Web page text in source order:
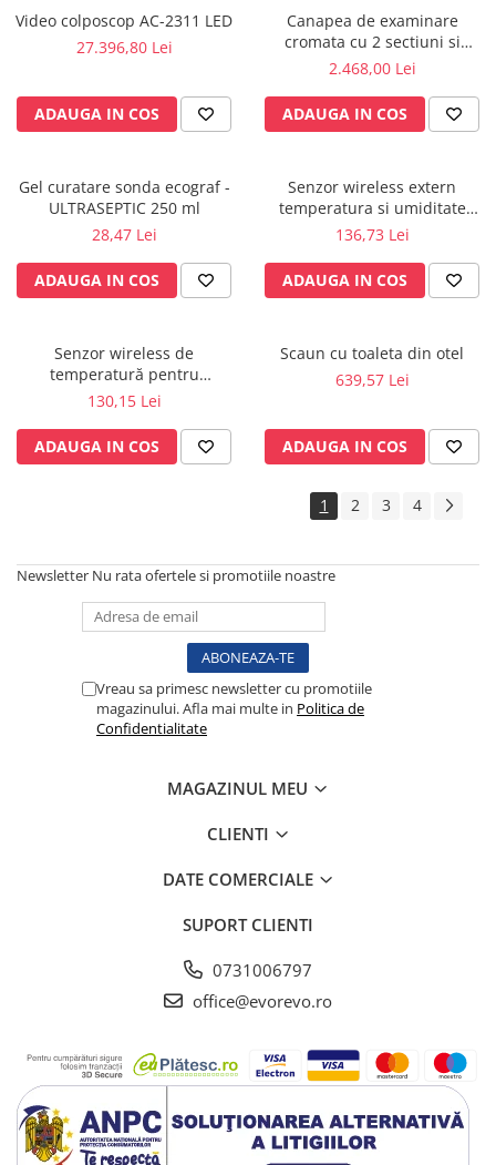
Ochelari de protectie
Electrozi ECG / EKG
Sonde TOCO
Vase
Spirometrie
Spirometre
Filtre antibacteriene
Alte dispozitive respiratorii
Clesti nazali
Dermatoscoape
Diapazon
Set ORL/Oftalmo
Lampi examinare
Lampi cu infrarosu
Electroencefalografe
Colposcoape
Glucometre
Ingrijire personala
Perne si paturi electrice
Perne ortopedice
Video colposcop AC-2311 LED
27.396,80 Lei
ADAUGA IN COS
Canapea de examinare
cromata cu 2 sectiuni si
suport rola inclus
2.468,00 Lei
ADAUGA IN COS
Gel curatare sonda ecograf -
ULTRASEPTIC 250 ml
28,47 Lei
ADAUGA IN COS
Senzor wireless extern
temperatura si umiditate
pentru KLIMALOGG PRO -
136,73 Lei
ADAUGA IN COS
Senzor wireless de
temperatură pentru
KlimaLogg Pro - 30.3181IT
130,15 Lei
ADAUGA IN COS
Scaun cu toaleta din otel
639,57 Lei
ADAUGA IN COS
1 2 3 4
Newsletter Nu rata ofertele si promotiile noastre
Vreau sa primesc newsletter cu promotiile
magazinului. Afla mai multe in Politica de
Confidentialitate
MAGAZINUL MEU
CLIENTI
DATE COMERCIALE
SUPORT CLIENTI
0731006797
office@evorevo.ro